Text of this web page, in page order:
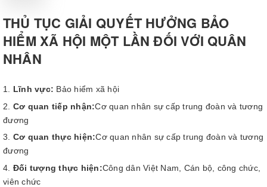
THỦ TỤC GIẢI QUYẾT HƯỞNG BẢO
HIỂM XÃ HỘI MỘT LẦN ĐỐI VỚI QUÂN
NHÂN
Lĩnh vực: Bảo hiểm xã hội
Cơ quan tiếp nhận:Cơ quan nhân sự cấp trung đoàn và tương
đương
Cơ quan thực hiện:Cơ quan nhân sự cấp trung đoàn và tương
đương
Đối tượng thực hiện:Công dân Việt Nam, Cán bộ, công chức,
viên chức